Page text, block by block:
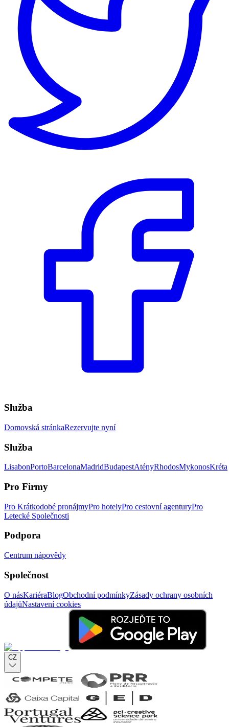
Služba
Domovská stránkaRezervujte nyní
Služba
LisabonPortoBarcelonaMadridBudapestAtényRhodosMykonosKréta
Pro Firmy
Pro Krátkodobé pronájmyPro hotelyPro cestovní agenturyPro
Letecké Společnosti
Podpora
Centrum nápovědy
Společnost
O násKariéraBlogObchodní podmínkyZásady ochrany osobních
údajůNastavení cookies
CZ